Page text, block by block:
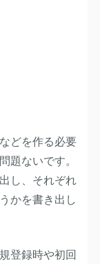
どを作る必要
題ないです。
し、それぞれ
かを書き出し
登録時や初回